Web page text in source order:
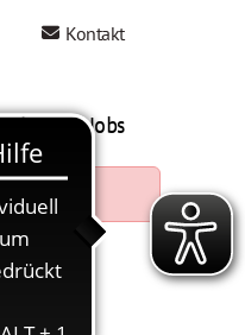
Kontakt
Mein AWO Jobs